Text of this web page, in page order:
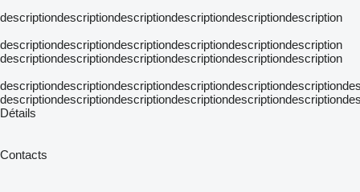
descriptiondescriptiondescriptiondescriptiondescriptiondescription
descriptiondescriptiondescriptiondescriptiondescriptiondescription
descriptiondescriptiondescriptiondescriptiondescriptiondescription
Détails
Contacts